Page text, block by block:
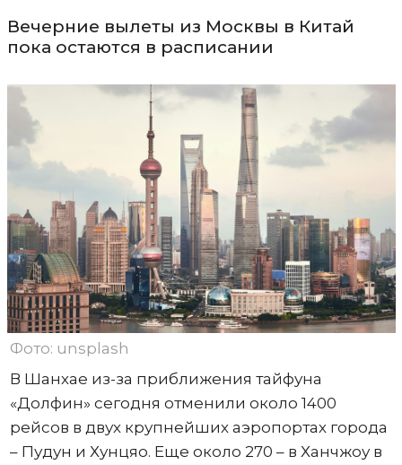
Вечерние вылеты из Москвы в Китай
пока остаются в расписании
Фото: unsplash
В Шанхае из-за приближения тайфуна
«Долфин» сегодня отменили около 1400
рейсов в двух крупнейших аэропортах города
– Пудун и Хунцяо. Еще около 270 – в Ханчжоу в